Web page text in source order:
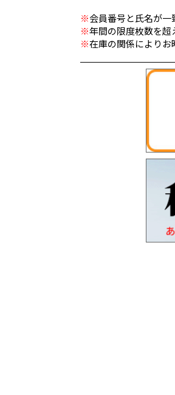
※会員番号と氏名が一
※年間の限度枚数を超
※在庫の関係によりお